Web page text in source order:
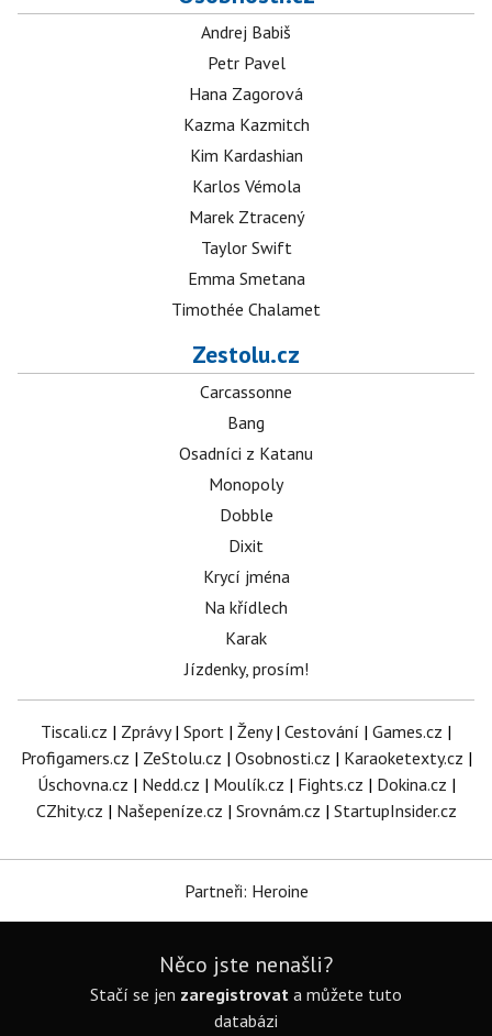
Andrej Babiš
Petr Pavel
Hana Zagorová
Kazma Kazmitch
Kim Kardashian
Karlos Vémola
Marek Ztracený
Taylor Swift
Emma Smetana
Timothée Chalamet
Zestolu.cz
Carcassonne
Bang
Osadníci z Katanu
Monopoly
Dobble
Dixit
Krycí jména
Na křídlech
Karak
Jízdenky, prosím!
Tiscali.cz | Zprávy| Sport | Ženy| Cestování | Games.cz |
Profigamers.cz | ZeStolu.cz | Osobnosti.cz | Karaoketexty.cz |
Úschovna.cz | Nedd.cz | Moulík.cz | Fights.cz | Dokina.cz |
CZhity.cz | Našepeníze.cz | Srovnám.cz | StartupInsider.cz
Partneři: Heroine
Něco jste nenašli?
Stačí se jen zaregistrovat a můžete tuto
databázi